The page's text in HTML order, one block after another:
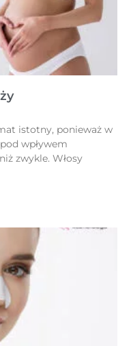
istotny, ponieważ w
wpływem
zwykle. Włosy